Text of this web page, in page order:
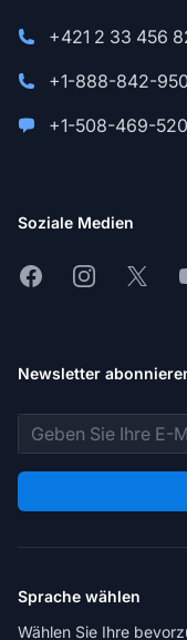
+421 2 33 456
+1-888-842-
+1-508-469-
Soziale Medien
FacebookInstagram
X
Newsletter
E-Mail-Adresse
Sprache wählen
Wählen Sie Ihre